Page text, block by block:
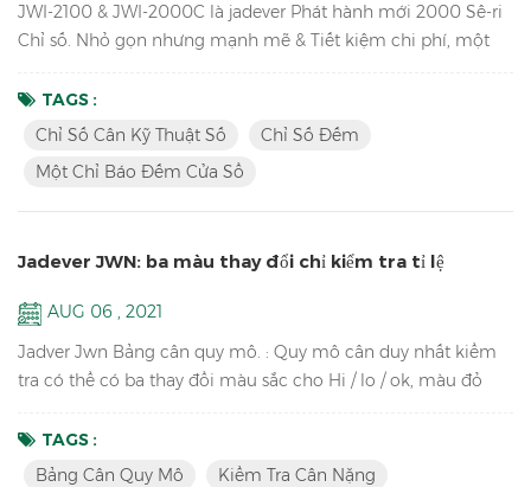
JWI-2100 & JWI-2000C là jadever Phát hành mới 2000 Sê-ri
Chỉ số. Nhỏ gọn nhưng mạnh mẽ & Tiết kiệm chi phí, một
ngoài phong phú, ý tưởng cho bạn sử dụng trong sản xuất,
đóng gói, kho, kho, hàng tồn kho, vận chuyển và nhận khu
Chỉ báo cân kỹ thuật số với trụ đồng chất lượng cao, vỏ nhựa
...
TAGS :
Chỉ Số Cân Kỹ Thuật Số
Chỉ Số Đếm
Một Chỉ Báo Đếm Cửa Sổ
Jadever JWN: ba màu thay đổi chỉ kiểm tra tỉ lệ
AUG 06 , 2021
Jadver Jwn Bảng cân quy mô. : Quy mô cân duy nhất kiểm
tra có thể có ba thay đổi màu sắc cho Hi / lo / ok, màu đỏ
nối với tháp ánh sáng. Chìa khóa Tính năng: Kiểm tra cân
nặngVới ba thay đổi màu sắc cho HI / lo / ok, hi-red, ok-xanh,
TAGS :
Bảng Cân Quy Mô
Kiểm Tra Cân Nặng